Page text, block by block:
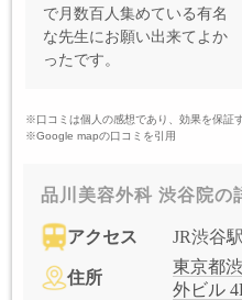
で月数百人集めている有名
な先生にお願い出来てよか
ったです。
※口コミは個人の感想であり、効果を保証
※Google mapの口コミを引用
品川美容外科 渋谷院の
アクセス JR渋谷
住所
東京都
外ビル